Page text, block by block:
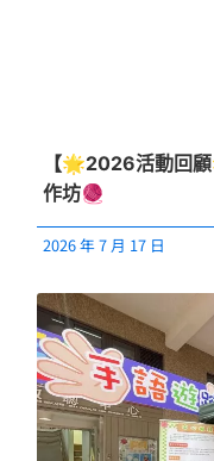
【🌟2026活動回
作坊🧶
2026 年 7 月 17 日